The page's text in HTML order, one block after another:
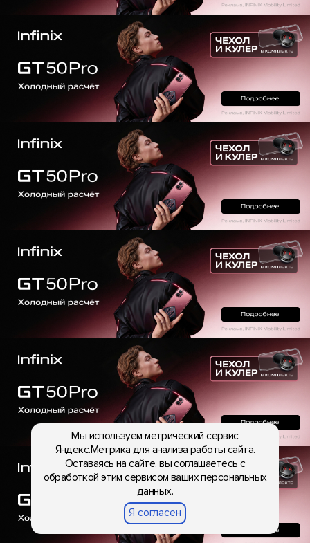
Мы используем метрический сервис
Яндекс.Метрика для анализа работы сайта.
Оставаясь на сайте, вы соглашаетесь с
обработкой этим сервисом ваших персональных
данных.
Я согласен